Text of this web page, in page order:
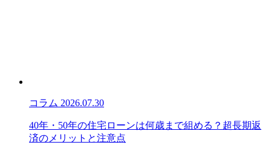
コラム 2026.07.30
40年・50年の住宅ローンは何歳まで組める？超長期返
済のメリットと注意点